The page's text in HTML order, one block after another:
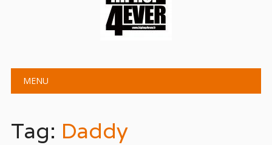
Main menu
MENU
Tag: Daddy